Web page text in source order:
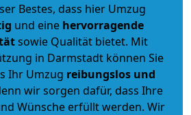
Bestes, dass hier Umzug
und eine hervorragende
sowie Qualität bietet. Mit
in Darmstadt können Sie
Ihr Umzug reibungslos und
wir sorgen dafür, dass Ihre
Wünsche erfüllt werden. Wir